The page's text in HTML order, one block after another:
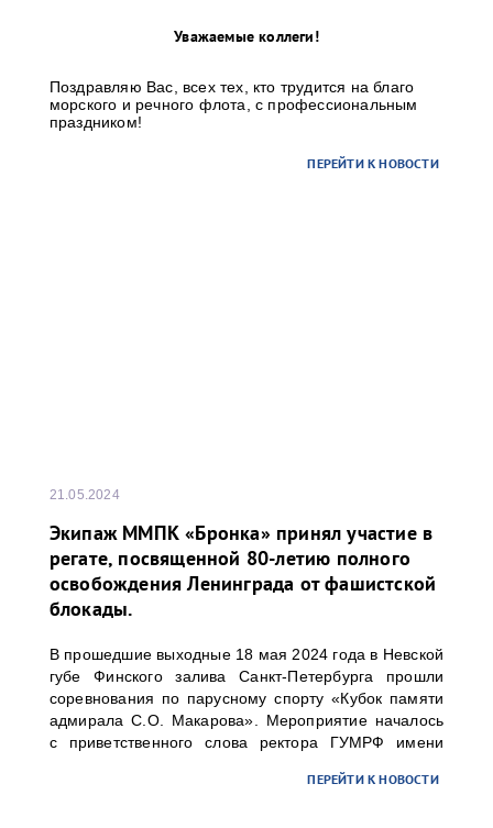
Уважаемые коллеги!
Поздравляю Вас, всех тех, кто трудится на благо
морского и речного флота, с профессиональным
праздником!
ПЕРЕЙТИ К НОВОСТИ
21.05.2024
Экипаж ММПК «Бронка» принял участие в
регате, посвященной 80-летию полного
освобождения Ленинграда от фашистской
блокады.
В прошедшие выходные 18 мая 2024 года в Невской
губе Финского залива Санкт-Петербурга прошли
соревнования по парусному спорту «Кубок памяти
адмирала С.О. Макарова». Мероприятие началось
с приветственного слова ректора ГУМРФ имени
Олеговича. Торжественное открытие
ПЕРЕЙТИ К НОВОСТИ